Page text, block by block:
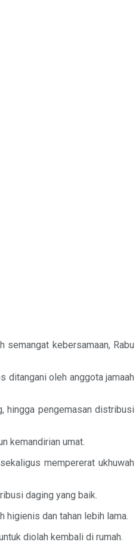
semangat kebersamaan, Rabu
ditangani oleh anggota jamaah
hingga pengemasan distribusi
kemandirian umat.
mempererat ukhuwah
daging yang baik.
higienis dan tahan lebih lama.
diolah kembali di rumah.